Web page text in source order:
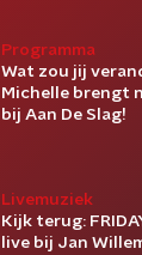
Programma
Wat zou jij
Michelle brengt
bij Aan De Slag!
Livemuziek
Kijk terug:
live bij Jan